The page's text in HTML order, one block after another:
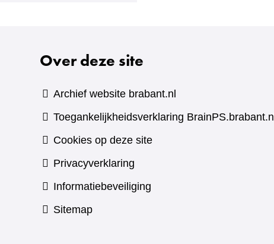
Over deze site
Archief website brabant.nl
Toegankelijkheidsverklaring BrainPS.brabant.nl
Cookies op deze site
Privacyverklaring
Informatiebeveiliging
Sitemap